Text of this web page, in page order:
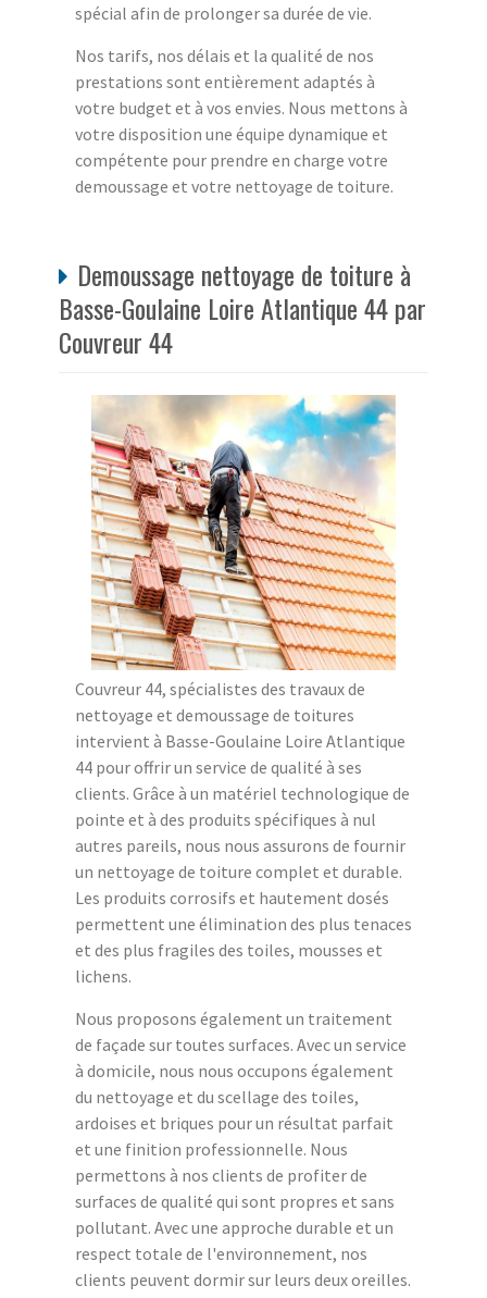
spécial afin de prolonger sa durée de vie.
Nos tarifs, nos délais et la qualité de nos
prestations sont entièrement adaptés à
votre budget et à vos envies. Nous mettons à
votre disposition une équipe dynamique et
compétente pour prendre en charge votre
demoussage et votre nettoyage de toiture.
Demoussage nettoyage de toiture à
Basse-Goulaine Loire Atlantique 44 par
Couvreur 44
Couvreur 44, spécialistes des travaux de
nettoyage et demoussage de toitures
intervient à Basse-Goulaine Loire Atlantique
44 pour offrir un service de qualité à ses
clients. Grâce à un matériel technologique de
pointe et à des produits spécifiques à nul
autres pareils, nous nous assurons de fournir
un nettoyage de toiture complet et durable.
Les produits corrosifs et hautement dosés
permettent une élimination des plus tenaces
et des plus fragiles des toiles, mousses et
lichens.
Nous proposons également un traitement
de façade sur toutes surfaces. Avec un service
à domicile, nous nous occupons également
du nettoyage et du scellage des toiles,
ardoises et briques pour un résultat parfait
et une finition professionnelle. Nous
permettons à nos clients de profiter de
surfaces de qualité qui sont propres et sans
pollutant. Avec une approche durable et un
respect totale de l'environnement, nos
clients peuvent dormir sur leurs deux oreilles.